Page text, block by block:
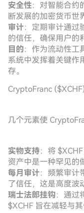
安全性：对智能合约
断发展的加密货币世
审计：定期审计通过
的信任，确保用户的
目的：作为流动性工
系统中发挥着关键作
存。
CryptoFranc
几个元素使
实物支持：将
资产中是一种罕见的
每月审计：频繁审计
了信任，这是高度波
瑞士法郎挂钩：通过
$XCHF 旨在减轻与